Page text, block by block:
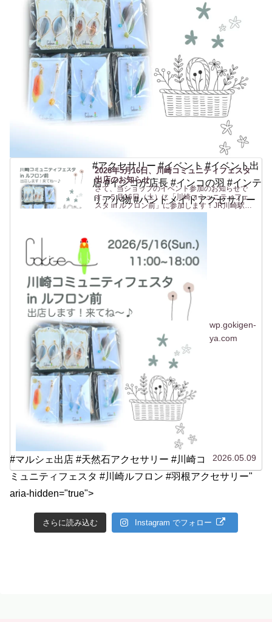
2026年5月16日、川崎コミュニティフェスタ
出店のお知らせ
さて、当ショップのイベント参加のお知らせで
す。５月16日（土）に「川崎コミュニティフェ
スタ in ルフロン前」に参加します！JR川崎駅東
口 からすぐの駅前広場(ルフロン前広場)での開催
wp.gokigen-
ya.com
2026.05.09
#アクセサリー #イベント #イベント出
店 #インコが店長 #インコの羽 #インテ
リア小物 #ハンドメイドアクセサリー
#マルシェ出店 #天然石アクセサリー #川崎コ
ミュニティフェスタ #川崎ルフロン #羽根アクセサリー"
aria-hidden="true">
さらに読み込む Instagram でフォロー